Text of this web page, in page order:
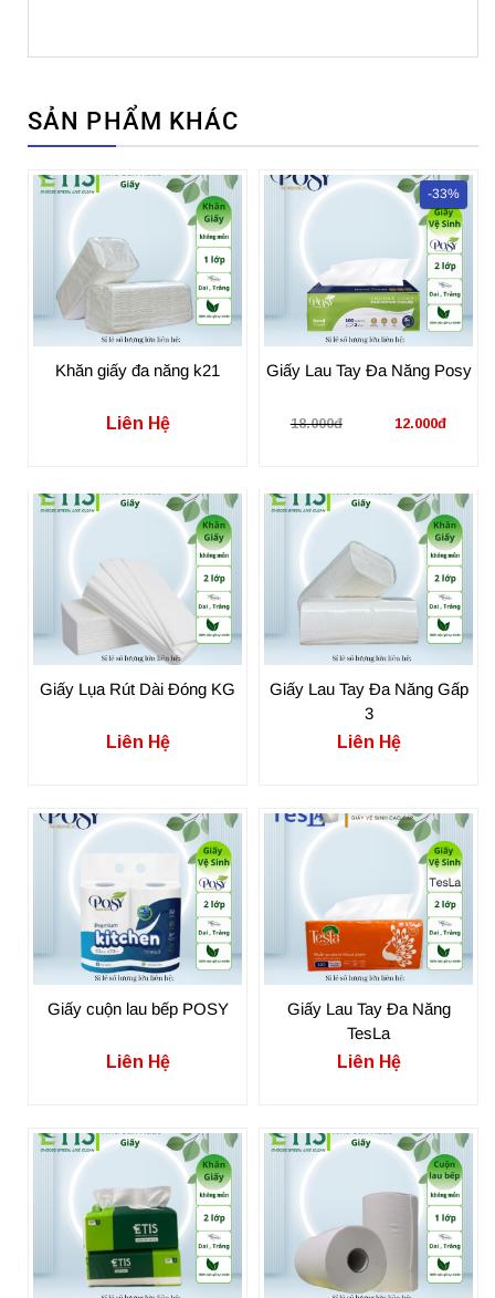
SẢN PHẨM KHÁC
Khăn giấy đa năng k21
Liên Hệ
-33%
Giấy Lau Tay Đa Năng Posy
18.000đ 12.000đ
Giấy Lụa Rút Dài Đóng KG
Liên Hệ
Giấy Lau Tay Đa Năng Gấp
3
Liên Hệ
Giấy cuộn lau bếp POSY
Liên Hệ
Giấy Lau Tay Đa Năng
TesLa
Liên Hệ